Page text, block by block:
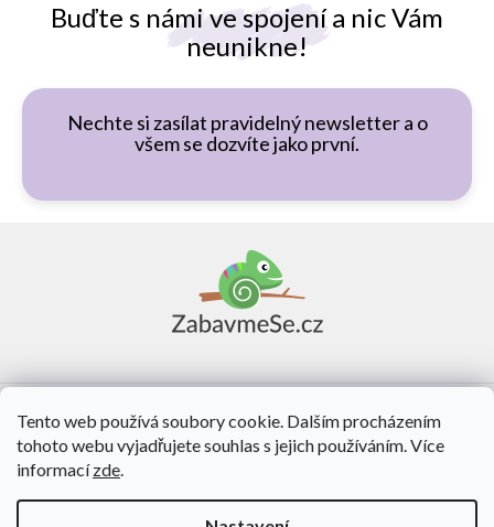
Tento web používá soubory cookie. Dalším procházením
tohoto webu vyjadřujete souhlas s jejich používáním. Více
informacízde.
Buďte s námi ve spojení a nic Vám
neunikne!
Nechte si zasílat pravidelný newsletter a o
všem se dozvíte jako první.
O nás